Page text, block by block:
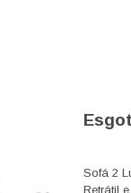
Sofá 2
Retrátil